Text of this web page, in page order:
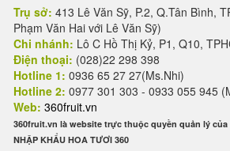
Trụ sở: 413 Lê Văn Sỹ, P.2, Q.Tân Bình,
Phạm Văn Hai với Lê Văn Sỹ)
Chi nhánh: Lô C Hồ Thị Kỷ, P1, Q10,
Điện thoại: (028)22 298 398
Hotline 1: 0936 65 27 27(Ms.Nhi)
Hotline 2: 0977 301 303 - 0933 055 945
Web: 360fruit.vn
360fruit.vn là website trực thuộc quyền quản lý của
NHẬP KHẨU HOA TƯƠI 360